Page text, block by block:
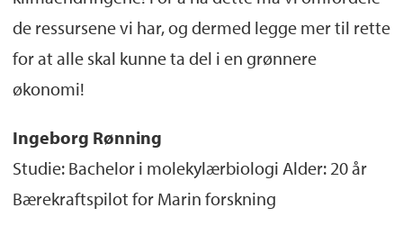
de ressursene vi har, og dermed legge mer til rette
for at alle skal kunne ta del i en grønnere
økonomi!
Ingeborg Rønning
Studie: Bachelor i molekylærbiologi Alder: 20 år
Bærekraftspilot for Marin forskning